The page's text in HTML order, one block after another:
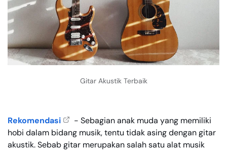
Gitar Akustik Terbaik
Rekomendasi
- Sebagian anak muda yang memiliki
hobi dalam bidang musik, tentu tidak asing dengan gitar
akustik. Sebab gitar merupakan salah satu alat musik